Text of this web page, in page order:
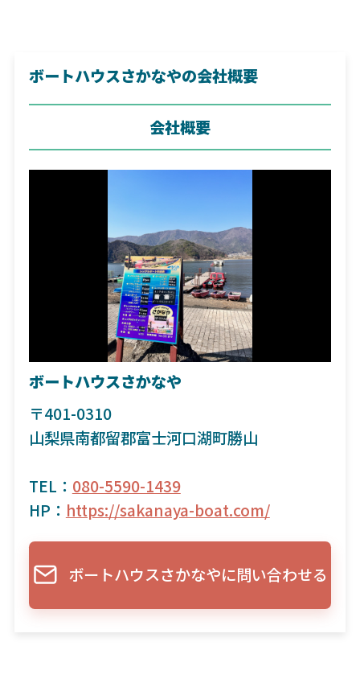
ボートハウスさかなやの会社概要
会社概要
ボートハウスさかなや
〒401-0310
山梨県南都留郡富士河口湖町勝山
TEL： 080-5590-1439
HP： https://sakanaya-boat.com/
ボートハウスさかなやに問い合わせる